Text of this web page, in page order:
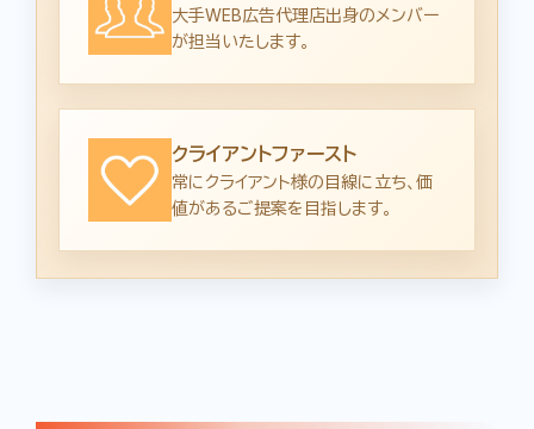
大手WEB広告代理店出身のメンバー
が担当いたします。
クライアントファースト
常にクライアント様の目線に立ち、価
値があるご提案を目指します。